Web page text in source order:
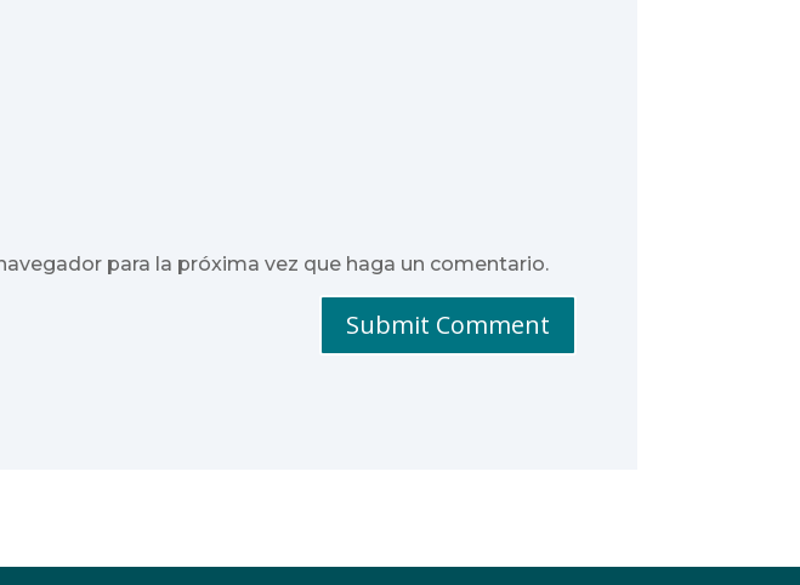
para la próxima vez que haga un comentario.
Submit Comment